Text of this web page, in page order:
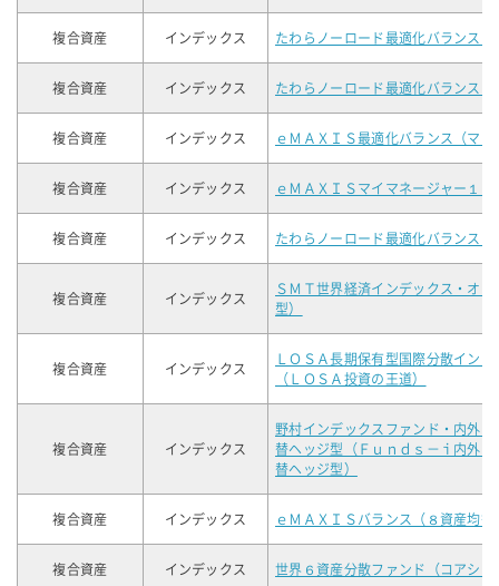
複合資産 インデックス たわらノーロード最適化バランス（
複合資産 インデックス たわらノーロード最適化バランス（
複合資産 インデックス ｅＭＡＸＩＳ最適化バランス（マイ
複合資産 インデックス ｅＭＡＸＩＳマイマネージャー１９
複合資産 インデックス たわらノーロード最適化バランス（
複合資産 インデックス
ＳＭＴ世界経済インデックス・オ
型）
複合資産 インデックス
ＬＯＳＡ長期保有型国際分散イン
（ＬＯＳＡ投資の王道）
複合資産 インデックス
野村インデックスファンド・内外
替ヘッジ型（Ｆｕｎｄｓ－ｉ内外７
替ヘッジ型）
複合資産 インデックス ｅＭＡＸＩＳバランス（８資産均等
複合資産 インデックス 世界６資産分散ファンド（コアシッ